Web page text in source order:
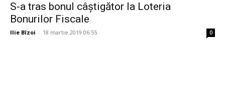
S-a tras bonul câștigător la Loteria
Bonurilor Fiscale
Ilie Bîzoi - 18 martie 2019 06:55 0